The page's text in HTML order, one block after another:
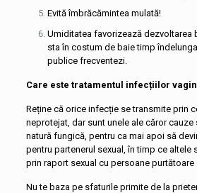
Evită îmbrăcămintea mulată!
Umiditatea favorizează dezvoltarea
sta în costum de baie timp
publice frecventezi.
Care este tratamentul infecțiilor
Reține că orice infecție se transmite prin
neprotejat, dar sunt unele ale căror
natură fungică, pentru ca mai apoi să
pentru partenerul sexual, în timp ce altele
prin raport sexual cu persoane purtătoare
Nu te baza pe sfaturile primite de la